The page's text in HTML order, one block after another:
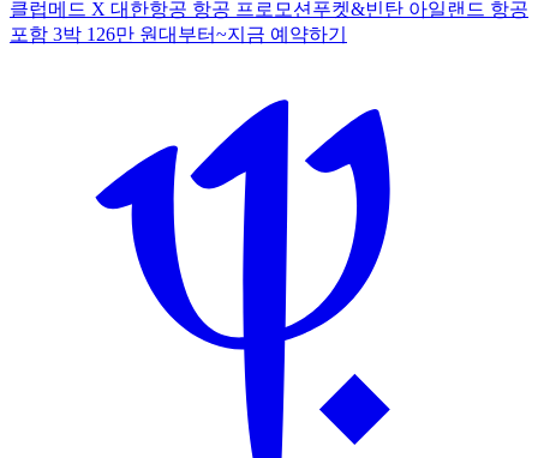
클럽메드 X 대한항공 항공 프로모션 푸켓&빈탄 아일랜드 항공
포함 3박 126만 원대부터~지 금 예약하기